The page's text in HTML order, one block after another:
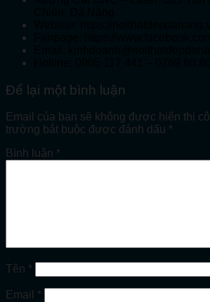
Để lại một bình luận
Email của bạn sẽ không được hiển thị
trường bắt buộc được đánh dấu *
Bình luận *
Tên *
Email *